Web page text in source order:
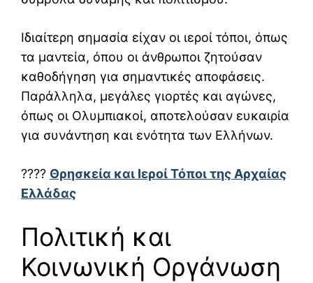
Ιδιαίτερη σημασία είχαν οι ιεροί τόποι, όπως
τα μαντεία, όπου οι άνθρωποι ζητούσαν
καθοδήγηση για σημαντικές αποφάσεις.
Παράλληλα, μεγάλες γιορτές και αγώνες,
όπως οι Ολυμπιακοί, αποτελούσαν ευκαιρία
για συνάντηση και ενότητα των Ελλήνων.
???? Θρησκεία και Ιεροί Τόποι της Αρχαίας
Ελλάδας
Πολιτική και
Κοινωνική Οργάνωση